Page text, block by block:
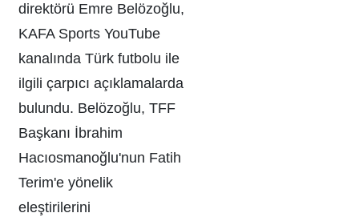
direktörü Emre Belözoğlu,
KAFA Sports YouTube
kanalında Türk futbolu ile
ilgili çarpıcı açıklamalarda
bulundu. Belözoğlu, TFF
Başkanı İbrahim
Hacıosmanoğlu'nun Fatih
Terim'e yönelik
eleştirilerini